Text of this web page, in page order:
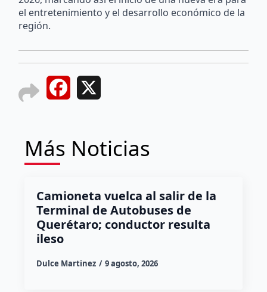
el entretenimiento y el desarrollo económico de la
región.
Facebook
Más Noticias
Camioneta vuelca al salir de la
Terminal de Autobuses de
Querétaro; conductor resulta
ileso
Dulce Martinez 9 agosto, 2026